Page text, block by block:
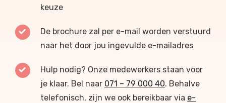
keuze
De brochure zal per e-mail worden verstuurd
naar het door jou ingevulde e-mailadres
Hulp nodig? Onze medewerkers staan voor
je klaar. Bel naar 071 – 79 000 40. Behalve
telefonisch, zijn we ook bereikbaar via e-